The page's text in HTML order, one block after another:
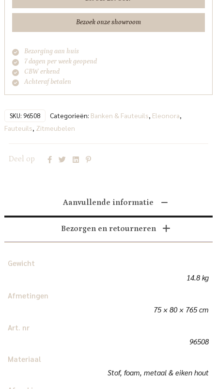
aantal
Bezoek onze showroom
Bezorging aan huis
7 dagen per week geopend
CBW erkend
Achteraf betalen
SKU: 96508 Categorieën: Banken & Fauteuils Eleonora
Fauteuils Zitmeubelen
Deel op
Aanvullende informatie
Bezorgen en retourneren
Gewicht
14.8 kg
Afmetingen
75 × 80 × 765 cm
Art. nr
96508
Materiaal
Stof, foam, metaal & eiken hout